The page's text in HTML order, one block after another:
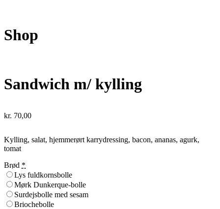
Shop
Sandwich m/ kylling
kr. 70,00
Kylling, salat, hjemmerørt karrydressing, bacon, ananas, agurk,
tomat
Brød *
Lys fuldkornsbolle
Mørk Dunkerque-bolle
Surdejsbolle med sesam
Briochebolle